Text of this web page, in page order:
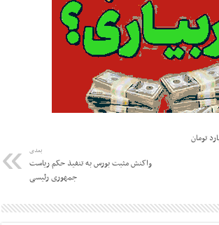
بعدی
واکنش مثبت بورس به تنفیذ حکم ریاست
جمهوری رئیسی